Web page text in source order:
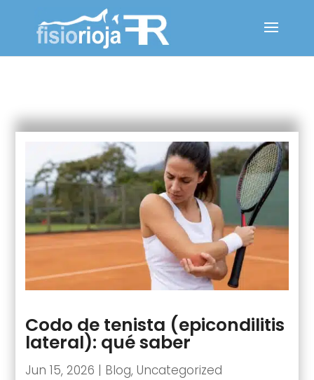
Codo de tenista (epicondilitis
lateral): qué saber
Jun 15, 2026 | Blog, Uncategorized